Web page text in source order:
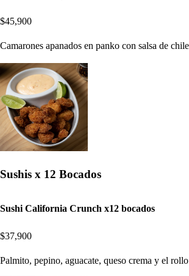
$45,900
Camarones apanados en panko con salsa de
Sushis x 12 Bocados
Sushi California Crunch x12 bocados
$37,900
Palmito, pepino, aguacate, queso crema y el